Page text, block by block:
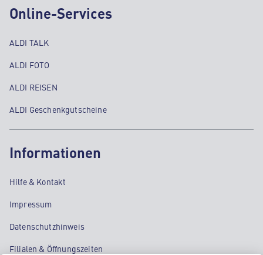
Online-Services
ALDI TALK
ALDI FOTO
ALDI REISEN
ALDI Geschenkgutscheine
Informationen
Hilfe & Kontakt
Impressum
Datenschutzhinweis
Filialen & Öffnungszeiten